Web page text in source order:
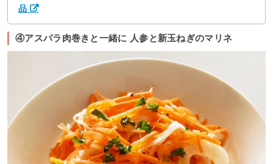
品
④アスパラ肉巻きと一緒に 人参と新玉ねぎのマリネ